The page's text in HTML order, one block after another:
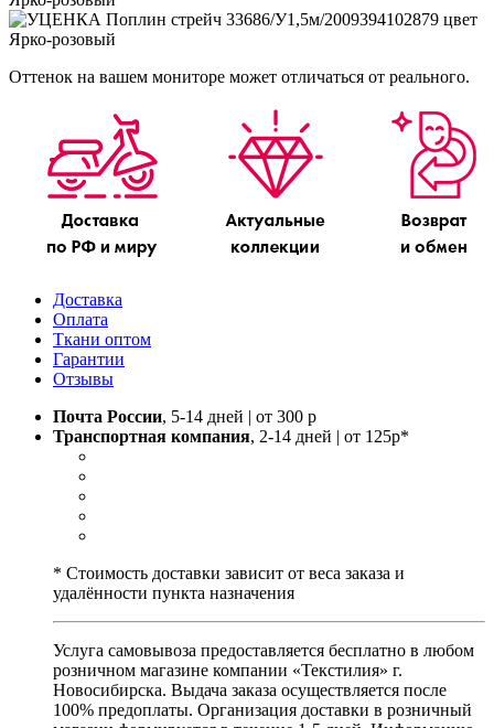
Оттенок на вашем мониторе может отличаться от реального.
Доставка
Оплата
Ткани оптом
Гарантии
Отзывы
Почта России, 5-14 дней | от 300 р
Транспортная компания, 2-14 дней | от 125р*
* Стоимость доставки зависит от веса заказа и
удалённости пункта назначения
Услуга самовывоза предоставляется бесплатно в любом
розничном магазине компании «Текстилия» г.
Новосибирска. Выдача заказа осуществляется после
100% предоплаты. Организация доставки в розничный